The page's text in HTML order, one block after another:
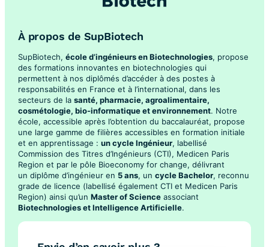
À propos de SupBiotech
SupBiotech, école d’ingénieurs en Biotechnologies, propose
des formations innovantes en biotechnologies qui
permettent à nos diplômés d’accéder à des postes à
responsabilités en France et à l’international, dans les
secteurs de la santé, pharmacie, agroalimentaire,
cosmétologie, bio-informatique et environnement. Notre
école, accessible après l’obtention du baccalauréat, propose
une large gamme de filières accessibles en formation initiale
et en apprentissage : un cycle Ingénieur, labellisé
Commission des Titres d’Ingénieurs (CTI), Medicen Paris
Region et par le pôle Bioeconomy for change, délivrant
un diplôme d’ingénieur en 5 ans, un cycle Bachelor, reconnu
grade de licence (labellisé également CTI et Medicen Paris
Region) ainsi qu’un Master of Science associant
Biotechnologies et Intelligence Artificielle.